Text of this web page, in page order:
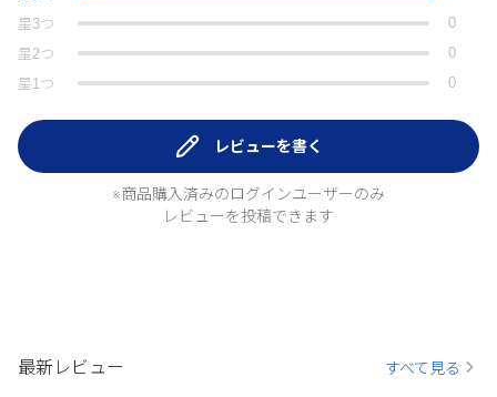
星 3つ
0
星 2つ
0
星 1つ 0
レビューを書く
※商品購入済みのログインユーザーのみ
レビューを投稿できます
最新レビュー すべて見る